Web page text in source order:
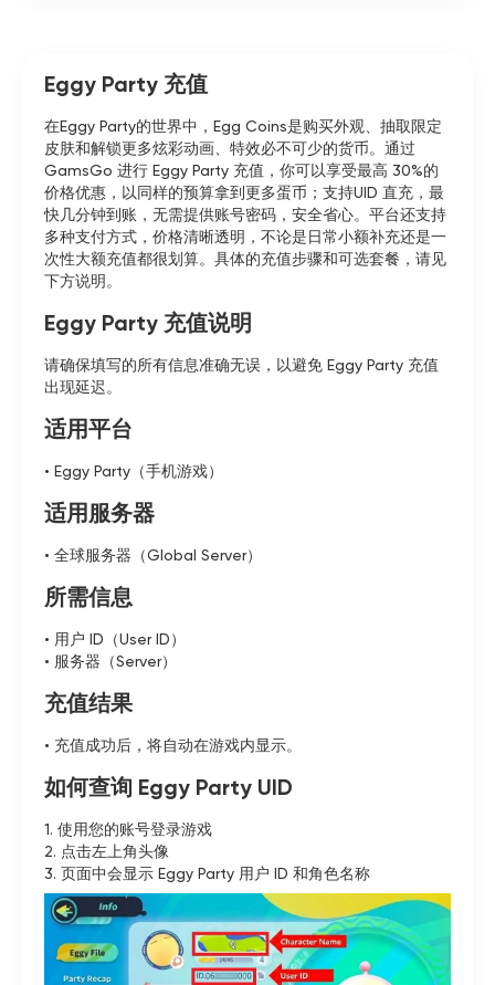
Eggy Party 充值
在Eggy Party的世界中，Egg Coins是购买外观、抽取限定
皮肤和解锁更多炫彩动画、特效必不可少的货币。通过
GamsGo 进行 Eggy Party 充值，你可以享受最高 30%的
价格优惠，以同样的预算拿到更多蛋币；支持UID 直充，最
快几分钟到账，无需提供账号密码，安全省心。平台还支持
多种支付方式，价格清晰透明，不论是日常小额补充还是一
次性大额充值都很划算。具体的充值步骤和可选套餐，请见
下方说明。
Eggy Party 充值说明
请确保填写的所有信息准确无误，以避免 Eggy Party 充值
出现延迟。
适用平台
• Eggy Party（手机游戏）
适用服务器
• 全球服务器（Global Server）
所需信息
• 用户 ID（User ID）
• 服务器（Server）
充值结果
• 充值成功后，将自动在游戏内显示。
如何查询 Eggy Party UID
1. 使用您的账号登录游戏
2. 点击左上角头像
3. 页面中会显示 Eggy Party 用户 ID 和角色名称